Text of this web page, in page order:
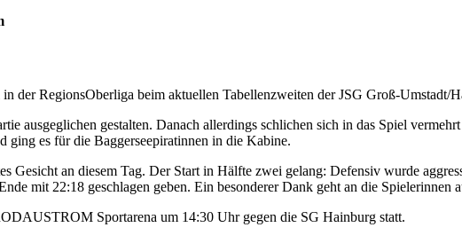
der RegionsOberliga beim aktuellen Tabellenzweiten der JSG Groß-Umstadt/
ausgeglichen gestalten. Danach allerdings schlichen sich in das Spiel
ging es für die Baggerseepiratinnen in die Kabine.
Gesicht an diesem Tag. Der Start in Hälfte zwei gelang: Defensiv wurde
mit 22:18 geschlagen geben. Ein besonderer Dank geht an die Spielerinnen
Sportarena um 14:30 Uhr gegen die SG Hainburg statt.